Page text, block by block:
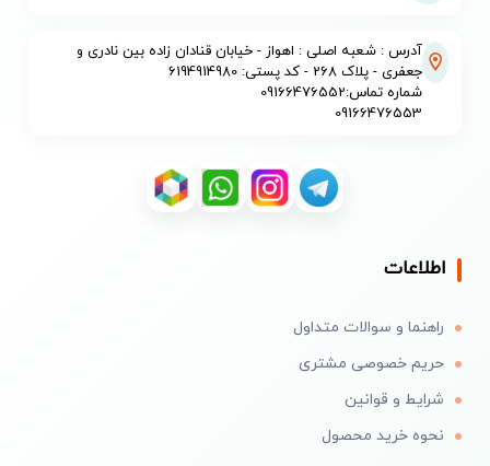
آدرس : شعبه اصلی : اهواز - خیابان قنادان زاده بین نادری و
جعفری - پلاک 268 - کد پستی: 6194914980
شماره تماس:09166476552
09166476553
اطلاعات
راهنما و سوالات متداول
حریم خصوصی مشتری
شرایط و قوانین
نحوه خرید محصول